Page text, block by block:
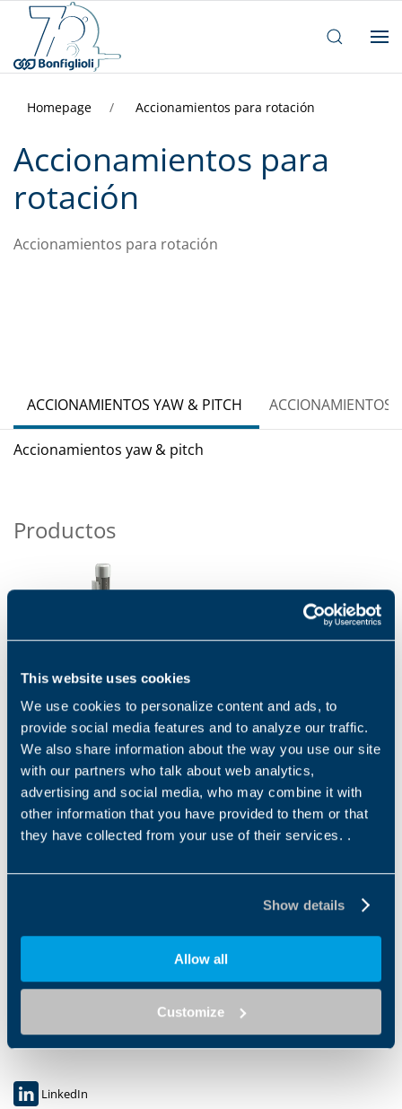
This website uses cookies
We use cookies to personalize content and ads, to
provide social media features and to analyze our traffic.
We also share information about the way you use our site
with our partners who talk about web analytics,
advertising and social media, who may combine it with
other information that you have provided to them or that
they have collected from your use of their services. .
Show details
Allow all
Customize
Homepage Accionamientos para rotación
Accionamientos para
rotación
Accionamientos para rotación
ACCIONAMIENTOS YAW & PITCH ACCIONAMIENTOS
Accionamientos yaw & pitch
Productos
SERIE 700 TW
Los productos Bonfiglioli se
utilizan en las turbinas eólicas
necesarias...
Tecnotrans Bonfiglioli S.A.
Avinguda del Ferrocarril, nº 14,
Polígono Industrial Can Estapé
LinkedIn